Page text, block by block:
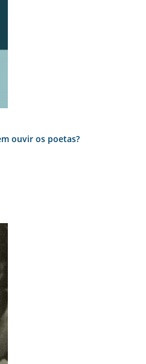
ouvir os poetas?